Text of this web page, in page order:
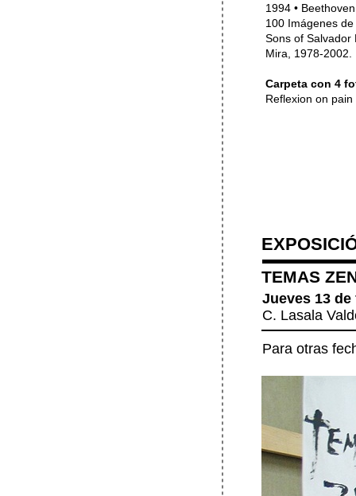
TEMAS
Jueves 13 de
C. Lasala
Para otras
1994 •
100 Imágenes
Sons of Salvador
Mira, 1978-2002.
Carpeta con 4
Reflexion on